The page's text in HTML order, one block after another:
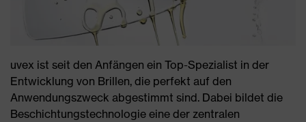
uvex ist seit den Anfängen ein Top-Spezialist in der
Entwicklung von Brillen, die perfekt auf den
Anwendungszweck abgestimmt sind. Dabei bildet die
Beschichtungstechnologie eine der zentralen